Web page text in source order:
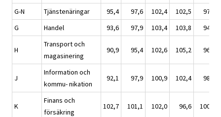
G-N Tjänstenäringar 95,4 97,6 102,4 102,5 97,5
G
Handel 93,6 97,9 103,4 103,8 94,9
H
Transport och
magasinering
90,9 95,4 102,6 105,2 96,8
J
Information och
kommu- nikation
92,1 97,9 100,9 102,4 98,7
K
Finans och
försäkring
102,7 101,1 102,0 96,6 100,3